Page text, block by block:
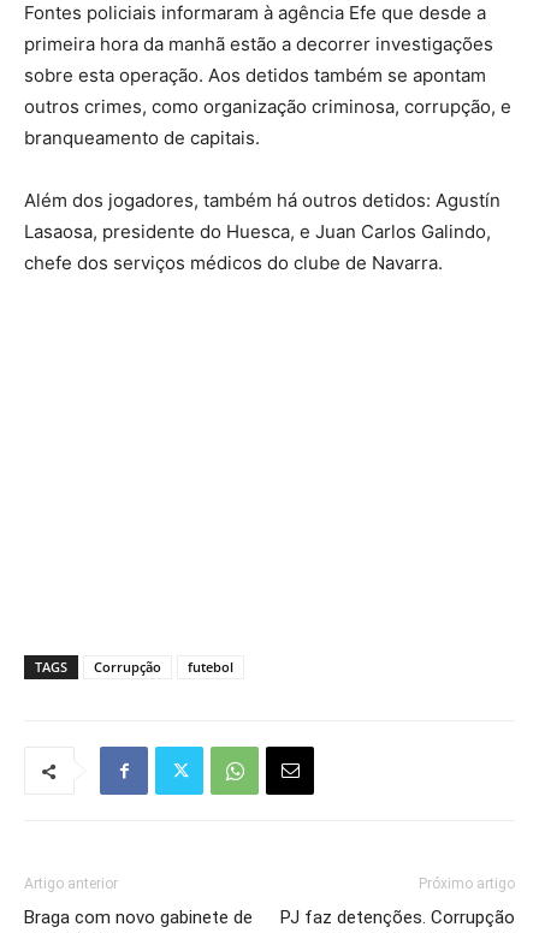
Fontes policiais informaram à agência Efe que desde a
primeira hora da manhã estão a decorrer investigações
sobre esta operação. Aos detidos também se apontam
outros crimes, como organização criminosa, corrupção, e
branqueamento de capitais.
Além dos jogadores, também há outros detidos: Agustín
Lasaosa, presidente do Huesca, e Juan Carlos Galindo,
chefe dos serviços médicos do clube de Navarra.
TAGS Corrupção futebol
Artigo anterior
Braga com novo gabinete de
Próximo artigo
PJ faz detenções. Corrupção